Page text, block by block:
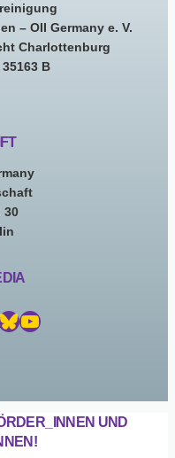
– OII Germany e. V.
Charlottenburg
B
30
YouTube
UND